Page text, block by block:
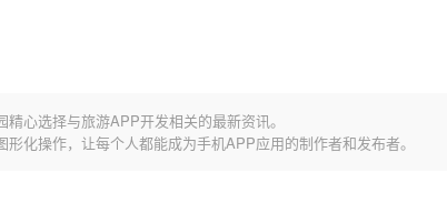
心选择与旅游APP开发相关的最新资讯。
化操作，让每个人都能成为手机APP应用的制作者和发布者。